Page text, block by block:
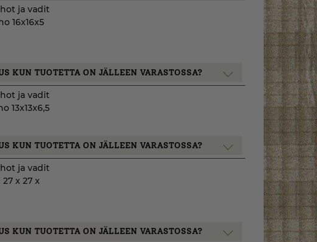
ja vadit
16x16x5
KUN TUOTETTA ON JÄLLEEN VARASTOSSA?
ja vadit
13x13x6,5
KUN TUOTETTA ON JÄLLEEN VARASTOSSA?
ja vadit
x 27 x
KUN TUOTETTA ON JÄLLEEN VARASTOSSA?